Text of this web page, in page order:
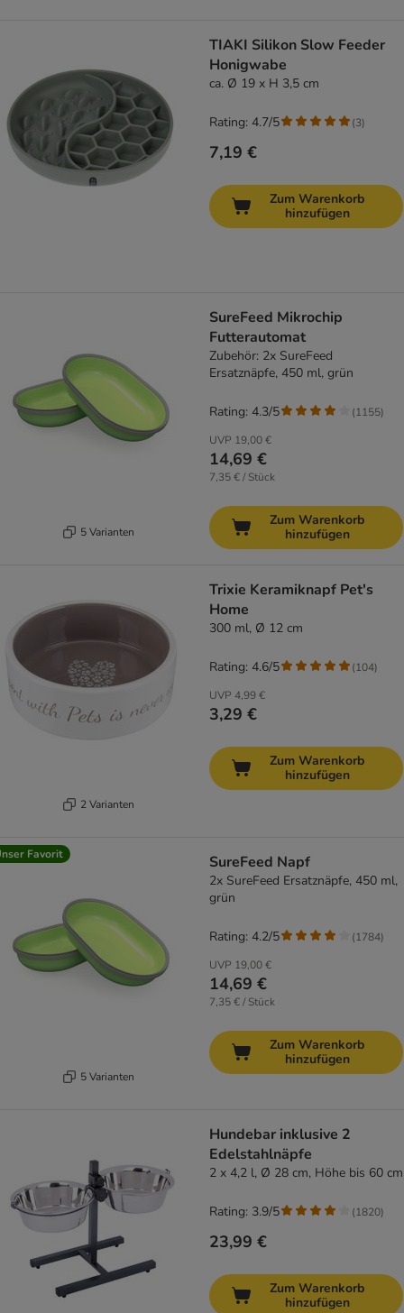
TIAKI Silikon Slow Feeder
Honigwabe
ca. Ø 19 x H 3,5 cm
7,19 €
Rating: 4.7/5 (3)
Zum Warenkorb
hinzufügen
5 Varianten
SureFeed Mikrochip
Futterautomat
Zubehör: 2x SureFeed
Ersatznäpfe, 450 ml, grün
UVP 19,00 €
14,69 €
7,35 € / Stück
Rating: 4.3/5 (1155)
Zum Warenkorb
hinzufügen
2 Varianten
Trixie Keramiknapf Pet's
Home
300 ml, Ø 12 cm
UVP 4,99 €
3,29 €
Rating: 4.6/5 (104)
Zum Warenkorb
hinzufügen
Favorit
5 Varianten
SureFeed Napf
2x SureFeed Ersatznäpfe, 450 ml,
grün
UVP 19,00 €
14,69 €
7,35 € / Stück
Rating: 4.2/5 (1784)
Zum Warenkorb
hinzufügen
Hundebar inklusive 2
Edelstahlnäpfe
2 x 4,2 l, Ø 28 cm, Höhe bis 60 cm
23,99 €
Rating: 3.9/5 (1820)
Zum Warenkorb
hinzufügen